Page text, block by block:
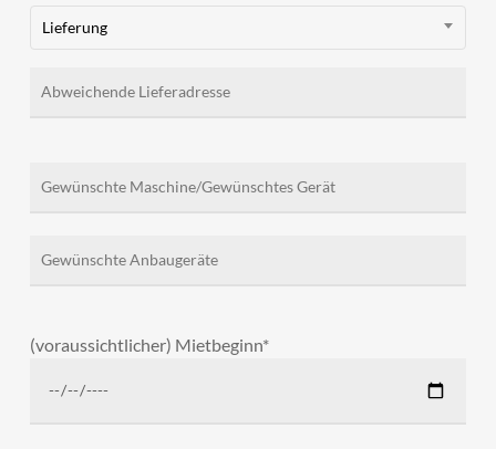
Lieferung
(voraussichtlicher) Mietbeginn*